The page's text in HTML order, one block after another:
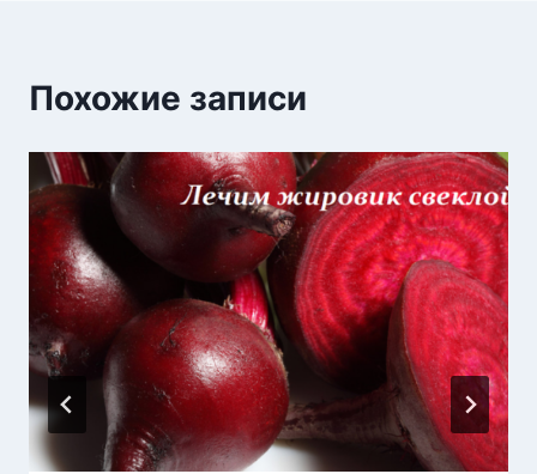
Похожие записи